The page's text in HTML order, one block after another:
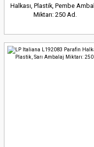
Halkası, Plastik, Pembe
Miktarı: 250 Ad.